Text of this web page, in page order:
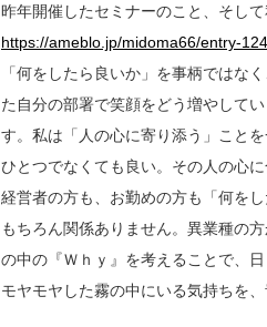
昨年開催したセミナーのこと、そし
https://ameblo.jp/midoma66/entry-
「何をしたら良いか」を事柄ではな
た自分の部署で笑顔をどう増やして
す。私は「人の心に寄り添う」こと
ひとつでなくても良い。その人の心
経営者の方も、お勤めの方も「何を
もちろん関係ありません。異業種の
の中の『Ｗｈｙ』を考えることで、
モヤモヤした霧の中にいる気持ちを